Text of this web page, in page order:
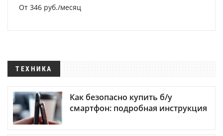
От 346 руб./месяц
ТЕХНИКА
Как безопасно купить б/у
смартфон: подробная инструкция